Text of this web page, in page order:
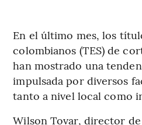
En el último mes, los
colombianos (TES) de
han mostrado una
impulsada por diversos
tanto a nivel local como
Wilson Tovar, director de